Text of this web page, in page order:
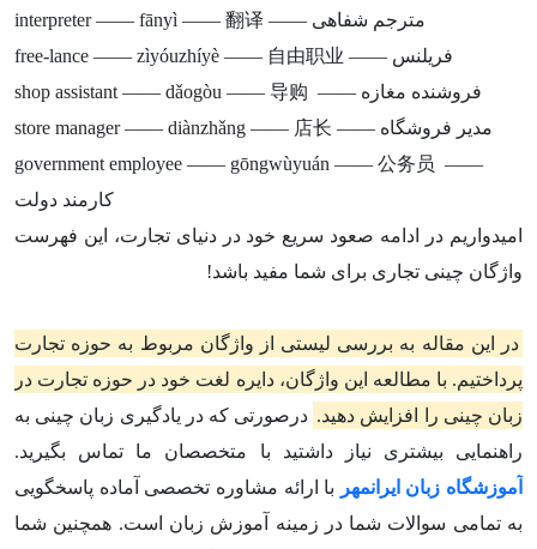
interpreter —— fānyì —— 翻译 —— مترجم شفاهی
free-lance —— zìyóuzhíyè —— 自由职业 —— فریلنس
shop assistant —— dǎogòu —— 导购 —— فروشنده مغازه
store manager —— diànzhǎng —— 店长 —— مدیر فروشگاه
government employee —— gōngwùyuán —— 公务员 ——
کارمند دولت
امیدواریم در ادامه صعود سریع خود در دنیای تجارت، این فهرست
واژگان چینی تجاری برای شما مفید باشد!
در این مقاله به بررسی لیستی از واژگان مربوط به حوزه تجارت
پرداختیم. با مطالعه این واژگان، دایره لغت خود در حوزه تجارت در
زبان چینی را افزایش دهید. درصورتی که در یادگیری زبان چینی به
راهنمایی بیشتری نیاز داشتید با متخصصان ما تماس بگیرید.
آموزشگاه زبان ایرانمهر
با ارائه مشاوره تخصصی آماده پاسخگویی
به تمامی سوالات شما در زمینه آموزش زبان است. همچنین شما